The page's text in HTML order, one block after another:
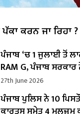
ਕਰਨ ਜਾ ਰਿਹਾ ?
ਪੰਜਾਬ ‘ਚ 1 ਜੁਲਾਈ ਤੋਂ
RAM G, ਪੰਜਾਬ ਸਰਕਾਰ
ਨੋਟੀਫਿਕੇਸ਼ਨ
27th June 2026
ਪੰਜਾਬ ਪੁਲਿਸ ਨੇ 10